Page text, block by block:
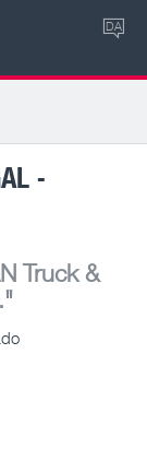
DA
-
Truck &